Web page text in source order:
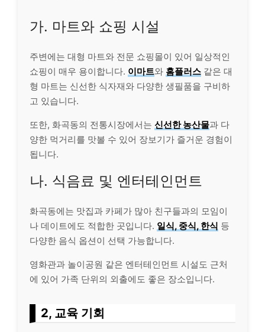
가. 마트와 쇼핑 시설
주변에는 대형 마트와 전문 쇼핑몰이 있어 일상적인
쇼핑이 매우 용이합니다. 이마트와 홈플러스 같은 대
형 마트는 신선한 식자재와 다양한 생필품을 구비하
고 있습니다.
또한, 화곡동의 전통시장에서는 신선한 농산물과 다
양한 먹거리를 맛볼 수 있어 장보기가 즐거운 경험이
됩니다.
나. 식음료 및 엔터테인먼트
화곡동에는 맛집과 카페가 많아 친구들과의 모임이
나 데이트에도 적합한 곳입니다. 일식, 중식, 한식 등
다양한 음식 옵션이 선택 가능합니다.
영화관과 놀이공원 같은 엔터테인먼트 시설도 근처
에 있어 가족 단위의 외출에도 좋은 장소입니다.
2, 교육 기회